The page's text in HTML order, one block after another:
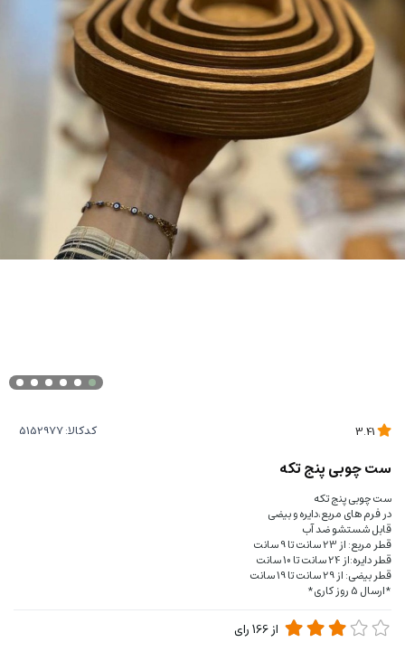
کدکالا:
ست چوبی پنج تکه
ست چوبی پنج تکه
در فرم های مربع،دایره و بیضی
قابل شستشو ضد آب
قطر مربع: از 23 سانت تا 9 سانت
قطر دایره:از 24 سانت تا 10 سانت
قطر بیضی: از 29 سانت تا 19 سانت
*ارسال 5 روز کاری*
از166رای